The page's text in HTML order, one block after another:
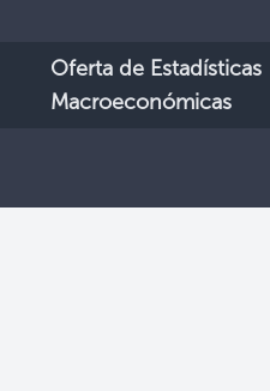
Oferta de Estadísticas
Macroeconómicas